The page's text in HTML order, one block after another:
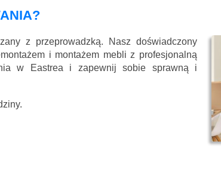
z przeprowadzką. Nasz doświadczony
i montażem mebli z profesjonalną
w Eastrea i zapewnij sobie sprawną i